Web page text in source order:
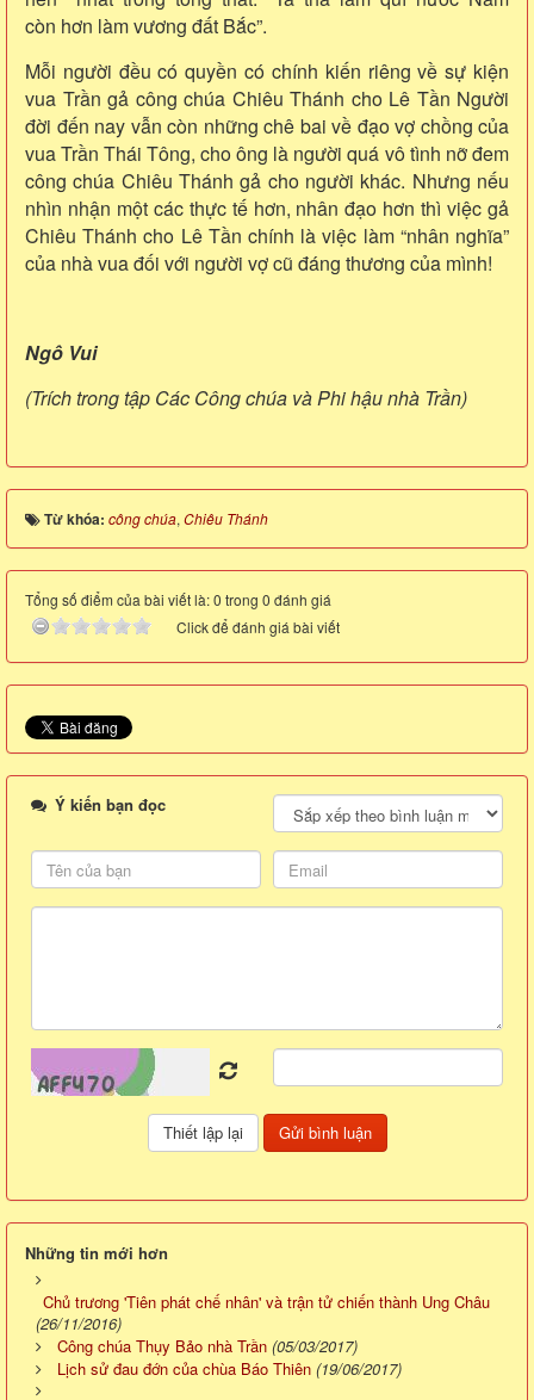
còn hơn làm vương đất Bắc”.
Mỗi người đều có quyền có chính kiến riêng về sự kiện
vua Trần gả công chúa Chiêu Thánh cho Lê Tần Người
đời đến nay vẫn còn những chê bai về đạo vợ chồng của
vua Trần Thái Tông, cho ông là người quá vô tình nỡ đem
công chúa Chiêu Thánh gả cho người khác. Nhưng nếu
nhìn nhận một các thực tế hơn, nhân đạo hơn thì việc gả
Chiêu Thánh cho Lê Tần chính là việc làm “nhân nghĩa”
của nhà vua đối với người vợ cũ đáng thương của mình!
Ngô Vui
(Trích trong tập Các Công chúa và Phi hậu nhà Trần)
Từ khóa: công chúa, Chiêu Thánh
Tổng số điểm của bài viết là: 0 trong 0 đánh giá
Click để đánh giá bài viết
Ý kiến bạn đọc
Những tin mới hơn
Chủ trương 'Tiên phát chế nhân' và trận tử chiến thành Ung Châu
(26/11/2016)
Công chúa Thụy Bảo nhà Trần (05/03/2017)
Lịch sử đau đớn của chùa Báo Thiên (19/06/2017)